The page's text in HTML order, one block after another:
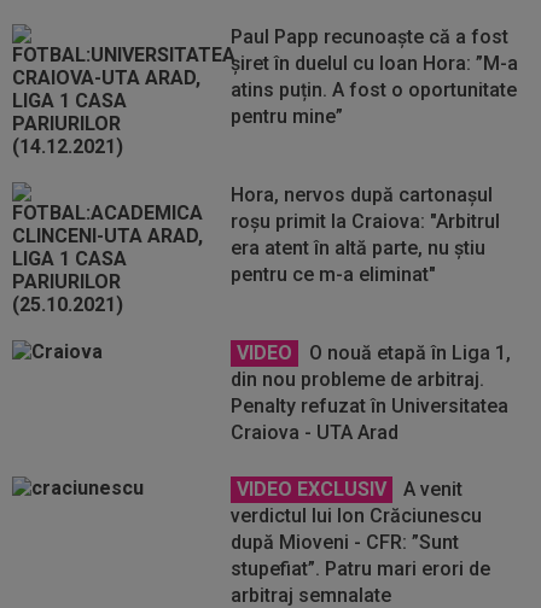
Paul Papp recunoaște că a fost
șiret în duelul cu Ioan Hora: ”M-a
atins puțin. A fost o oportunitate
pentru mine”
Hora, nervos după cartonașul
roșu primit la Craiova: "Arbitrul
era atent în altă parte, nu știu
pentru ce m-a eliminat"
VIDEO
O nouă etapă în Liga 1,
din nou probleme de arbitraj.
Penalty refuzat în Universitatea
Craiova - UTA Arad
VIDEO EXCLUSIV
A venit
verdictul lui Ion Crăciunescu
după Mioveni - CFR: ”Sunt
stupefiat”. Patru mari erori de
arbitraj semnalate